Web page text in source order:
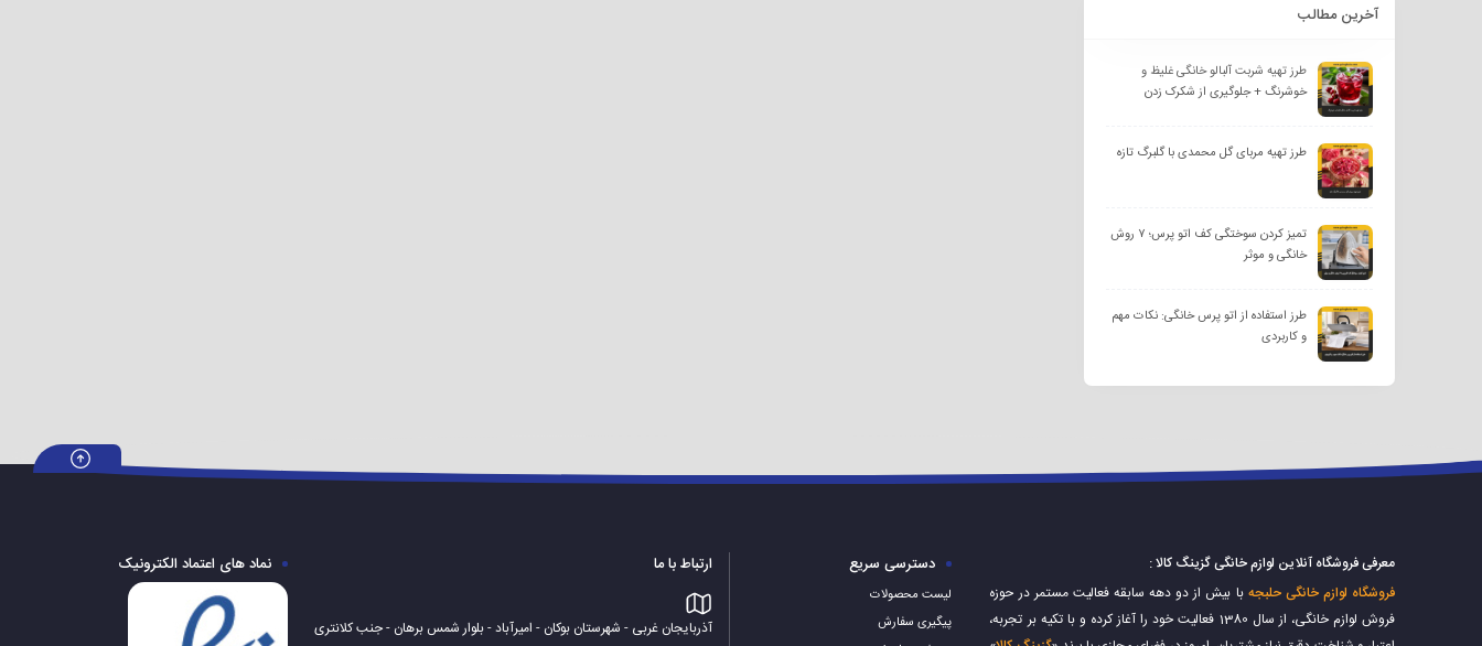
آخرین مطالب
طرز تهیه شربت آلبالو خانگی غلیظ و
خوشرنگ + جلوگیری از شکرک زدن
طرز تهیه مربای گل محمدی با گلبرگ تازه
تمیز کردن سوختگی کف اتو پرس؛ ۷ روش
خانگی و موثر
طرز استفاده از اتو پرس خانگی: نکات مهم
و کاربردی
معرفی فروشگاه آنلاین لوازم خانگی گزینگ کالا :
فروشگاه لوازم خانگی حلبجه با بیش از دو دهه سابقه فعالیت مستمر در حوزه
فروش لوازم خانگی، از سال 1380 فعالیت خود را آغاز کرده و با تکیه بر تجربه،
دسترسی سریع
لیست محصولات
پیگیری سفارش
ارتباط با ما
آذربایجان غربی - شهرستان بوکان - امیرآباد - بلوار شمس برهان - جنب کلانتری
نماد های اعتماد الکترونیک